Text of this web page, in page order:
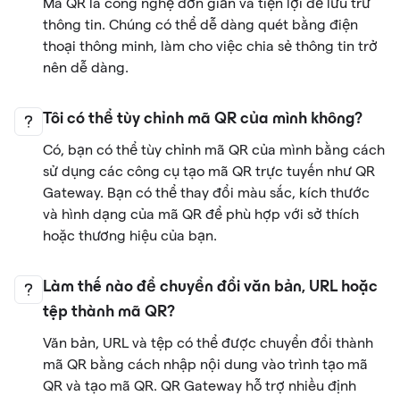
Mã QR là công nghệ đơn giản và tiện lợi để lưu trữ
thông tin. Chúng có thể dễ dàng quét bằng điện
thoại thông minh, làm cho việc chia sẻ thông tin trở
nên dễ dàng.
Tôi có thể tùy chỉnh mã QR của mình không?
Có, bạn có thể tùy chỉnh mã QR của mình bằng cách
sử dụng các công cụ tạo mã QR trực tuyến như QR
Gateway. Bạn có thể thay đổi màu sắc, kích thước
và hình dạng của mã QR để phù hợp với sở thích
hoặc thương hiệu của bạn.
Làm thế nào để chuyển đổi văn bản, URL hoặc
tệp thành mã QR?
Văn bản, URL và tệp có thể được chuyển đổi thành
mã QR bằng cách nhập nội dung vào trình tạo mã
QR và tạo mã QR. QR Gateway hỗ trợ nhiều định